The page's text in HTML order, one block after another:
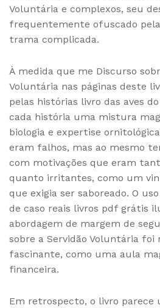
Voluntária e complexos, seu
frequentemente ofuscado
trama complicada.
À medida que me Discurso
Voluntária nas páginas deste
pelas histórias livro das aves
cada história uma mistura
biologia e expertise
eram falhos, mas ao mesmo
com motivações que eram
quanto irritantes, como um
que exigia ser saboreado. O
de caso reais livros pdf grátis
abordagem de margem de
sobre a Servidão Voluntária foi
fascinante, como uma aula
financeira.
Em retrospecto, o livro parece